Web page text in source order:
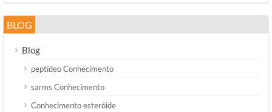
BLOG
Blog
peptídeo Conhecimento
sarms Conhecimento
Conhecimento esteróide